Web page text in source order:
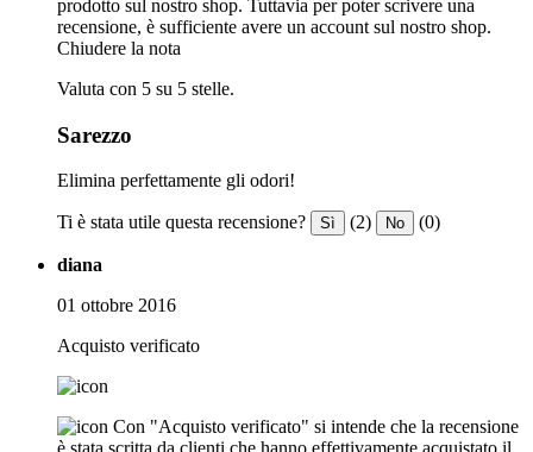
prodotto sul nostro shop. Tuttavia per poter scrivere una
recensione, è sufficiente avere un account sul nostro shop.
Chiudere la nota
Valuta con 5 su 5 stelle.
Sarezzo
Elimina perfettamente gli odori!
Ti è stata utile questa recensione? Sì (2) No (0)
diana
01 ottobre 2016
Acquisto verificato
Con "Acquisto verificato" si intende che la recensione